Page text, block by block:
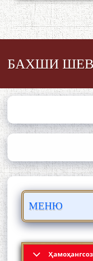
БАХШИ
МЕНЮ
Қаноат:
ШАРҲИ
ИЛМҲОИ
БО 4 000
МӮЪМИН